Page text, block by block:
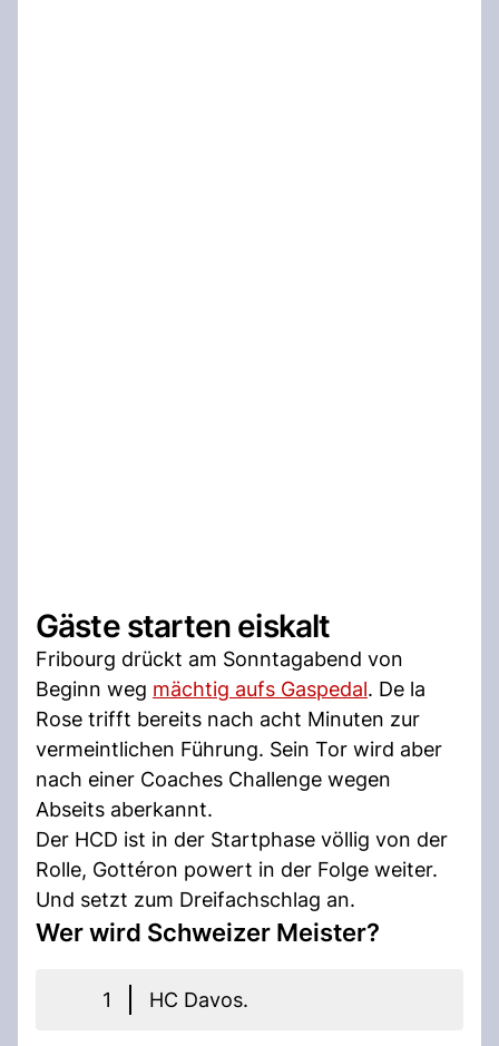
Gäste starten eiskalt
Fribourg drückt am Sonntagabend von
Beginn weg mächtig aufs Gaspedal. De la
Rose trifft bereits nach acht Minuten zur
vermeintlichen Führung. Sein Tor wird aber
nach einer Coaches Challenge wegen
Abseits aberkannt.
Der HCD ist in der Startphase völlig von der
Rolle, Gottéron powert in der Folge weiter.
Und setzt zum Dreifachschlag an.
Wer wird Schweizer Meister?
1 HC Davos.